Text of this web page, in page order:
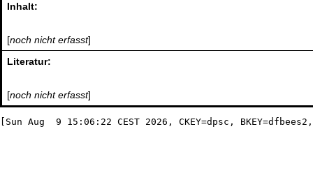
Inhalt:
[noch nicht erfasst]
Literatur:
[noch nicht erfasst]